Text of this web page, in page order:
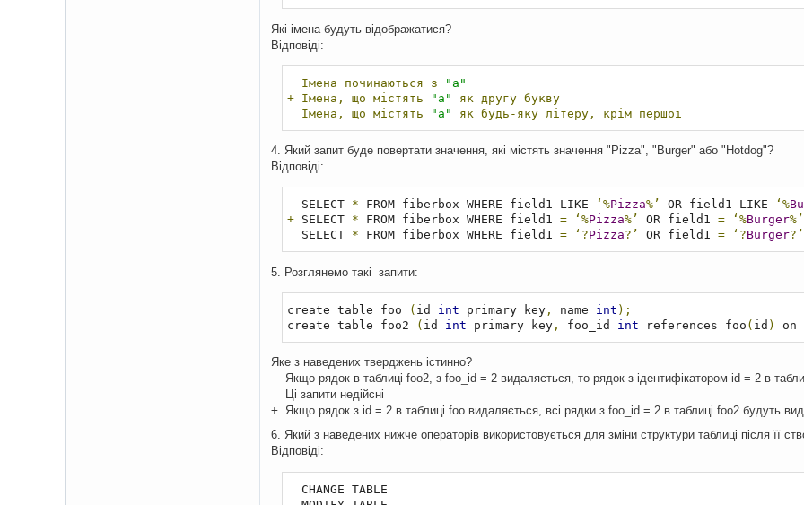
Які імена будуть відображатися?
Відповіді:
Імена починаються з
"a"
+
Імена, що містять "а" як другу букву
Імена,
що містять "a" як будь-яку літеру, крім першої
4. Який запит буде повертати значення, які містять значення "Pizza", "Burger" або "Hotdog"?
Відповіді:
  SELECT
* FROM fiberbox WHERE field1 LIKE ‘%Pizza%’ OR field1 LIKE ‘%
+ SELECT * FROM fiberbox WHERE field1 = ‘%Pizza%’ OR field1 = ‘%Burger%’
  SELECT
* FROM fiberbox WHERE field1 = ‘?Pizza?’ OR field1 = ‘?Burger?’
5. Розглянемо такі запити:
create table foo ( id int primary key, name int );
create table foo2
( id int primary key, foo_id int references foo ( id ) on
Яке з наведених тверджень істинно?
Якщо рядок в таблиці foo2, з foo_id = 2 видаляється, то рядок з ідентифікатором id = 2 в
Ці запити недійсні
+ Якщо рядок з id = 2 в таблиці foo видаляється, всі рядки з foo_id = 2 в таблиці foo2 будуть
6. Який з наведених нижче операторів використовується для зміни структури таблиці після її
Відповіді: